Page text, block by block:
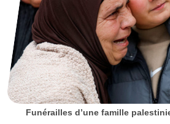
Funérailles d’une famille